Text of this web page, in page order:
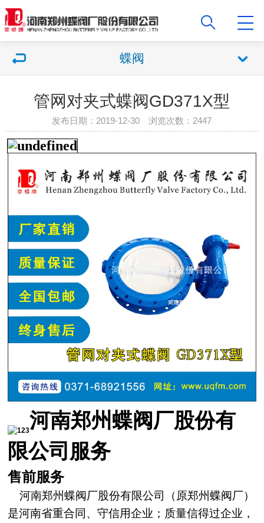
蝶阀
管网对夹式蝶阀GD371X型
发布日期：2019-12-30 浏览次数：2447
河南郑州蝶阀厂股份有
限公司服务
售前服务
河南郑州蝶阀厂股份有限公司（原郑州蝶阀厂）
是河南省重合同、守信用企业；质量信得过企业，